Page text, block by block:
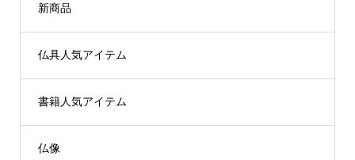
新商品
仏具人気アイテム
書籍人気アイテム
仏像